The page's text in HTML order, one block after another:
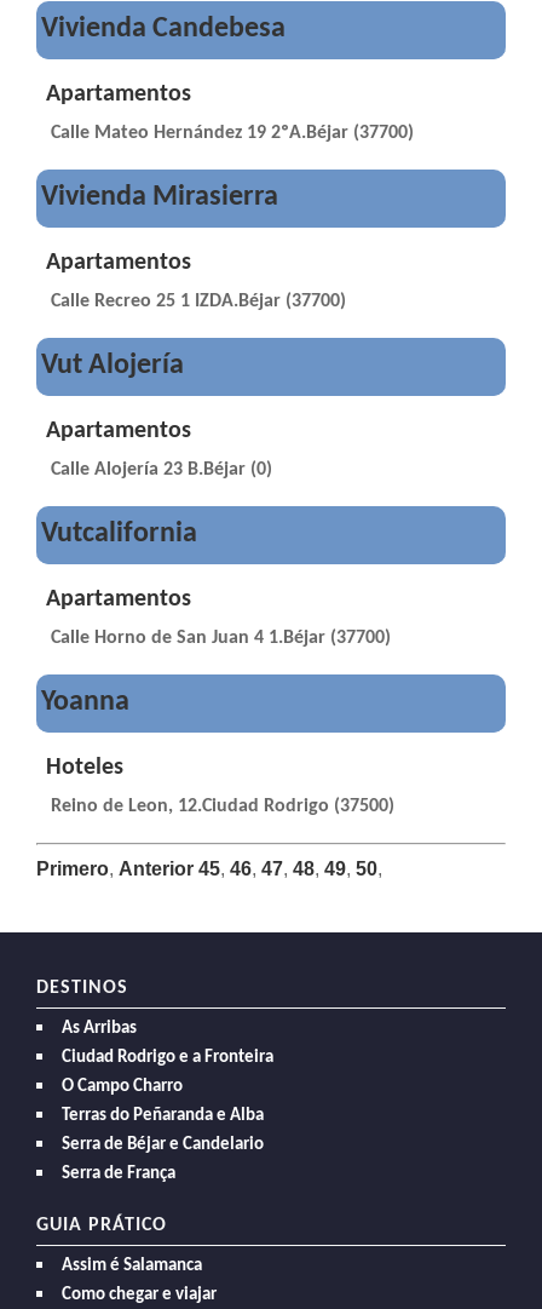
Vivienda Candebesa
Apartamentos
Calle Mateo Hernández 19 2ºA.Béjar (37700)
Vivienda Mirasierra
Apartamentos
Calle Recreo 25 1 IZDA.Béjar (37700)
Vut Alojería
Apartamentos
Calle Alojería 23 B.Béjar (0)
Vutcalifornia
Apartamentos
Calle Horno de San Juan 4 1.Béjar (37700)
Yoanna
Hoteles
Reino de Leon, 12.Ciudad Rodrigo (37500)
Primero, Anterior 45, 46, 47, 48, 49, 50,
DESTINOS
As Arribas
Ciudad Rodrigo e a Fronteira
O Campo Charro
Terras do Peñaranda e Alba
Serra de Béjar e Candelario
Serra de França
GUIA PRÁTICO
Assim é Salamanca
Como chegar e viajar